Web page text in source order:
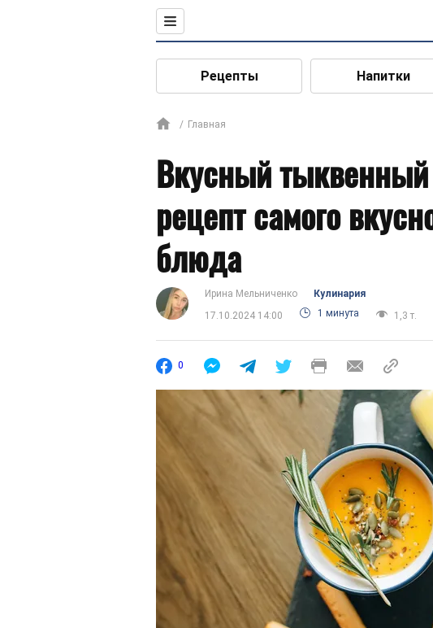
Рецепты Напитки
Главная
Вкусный
рецепт самого
блюда
Ирина Мельниченко
Кулинария
17.10.2024 14:00
1 минута 1,3 т.
0